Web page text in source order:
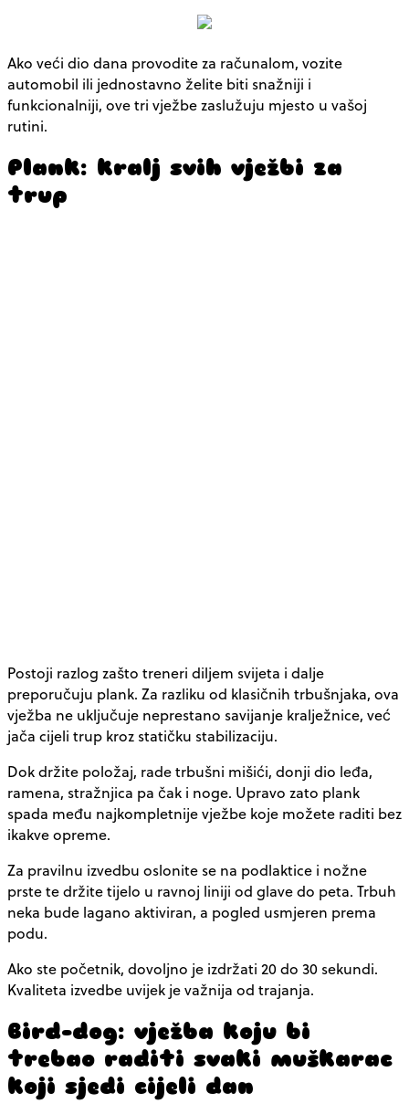
Ako veći dio dana provodite za računalom, vozite
automobil ili jednostavno želite biti snažniji i
funkcionalniji, ove tri vježbe zaslužuju mjesto u vašoj
rutini.
Plank: kralj svih vježbi za
trup
Postoji razlog zašto treneri diljem svijeta i dalje
preporučuju plank. Za razliku od klasičnih trbušnjaka, ova
vježba ne uključuje neprestano savijanje kralježnice, već
jača cijeli trup kroz statičku stabilizaciju.
Dok držite položaj, rade trbušni mišići, donji dio leđa,
ramena, stražnjica pa čak i noge. Upravo zato plank
spada među najkompletnije vježbe koje možete raditi bez
ikakve opreme.
Za pravilnu izvedbu oslonite se na podlaktice i nožne
prste te držite tijelo u ravnoj liniji od glave do peta. Trbuh
neka bude lagano aktiviran, a pogled usmjeren prema
podu.
Ako ste početnik, dovoljno je izdržati 20 do 30 sekundi.
Kvaliteta izvedbe uvijek je važnija od trajanja.
Bird-dog: vježba koju bi
trebao raditi svaki muškarac
koji sjedi cijeli dan